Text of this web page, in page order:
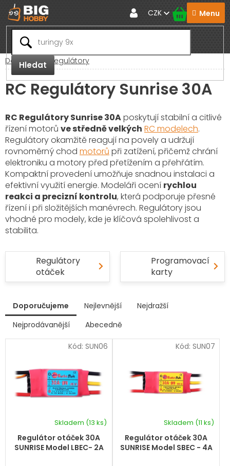
Přejít
na
obsah
Hledat
CZK
Domů RC Regulátory
RC Regulátory Sunrise 30A
RC Regulátory Sunrise 30Aposkytují stabilní a citlivé
řízení motorů ve středně velkých RC modelech.
Regulátory okamžitě reagují na povely a udržují
rovnoměrný chod motorů při zatížení, přičemž chrání
elektroniku a motory před přetížením a přehřátím.
Kompaktní provedení umožňuje snadnou instalaci a
efektivní využití energie. Modeláři ocení rychlou
reakci a precizní kontrolu, která podporuje přesné
řízení i při složitějších manévrech. Regulátory jsou
vhodné pro modely, kde je klíčová spolehlivost a
stabilita.
Regulátory
otáček
Programovací
karty
a
Doporučujeme Nejlevnější
Nejdražší
Nejprodávanější
Abecedně
ý
i
Regulátor otáček 30A
SUNRISE Model LBEC- 2A
Skladem (13 ks)
Kód: SUN06
Regulátor otáček 30A
SUNRISE Model SBEC - 4A
Skladem (11 ks)
Kód: SUN07